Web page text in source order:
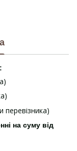
перевізника)
на суму від